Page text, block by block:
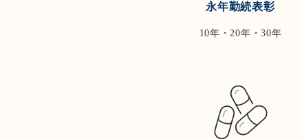
永年勤続表彰
10年・20年・30年